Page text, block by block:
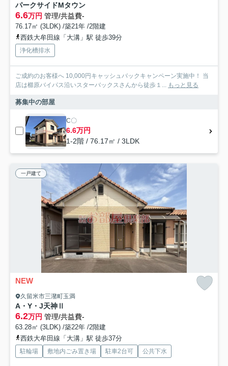
パークサイドMタウン
6.6万円 管理/共益費-
76.17㎡ (3LDK) /築21年 /2階建
西鉄大牟田線「大溝」駅 徒歩39分
浄化槽排水
ご成約のお客様へ 10,000円キャッシュバックキャンペーン実施中！ 当
店は櫛原バイパス沿いスターバックスさんから徒歩１...
もっと見る
募集中の部屋
C〇
6.6万円
1-2階 / 76.17㎡ / 3LDK
一戸建て
NEW
久留米市三潴町玉満
A・Y・J天神Ⅱ
6.2万円 管理/共益費-
63.28㎡ (3LDK) /築22年 /2階建
西鉄大牟田線「大溝」駅 徒歩37分
駐輪場 敷地内ごみ置き場 駐車2台可 公共下水